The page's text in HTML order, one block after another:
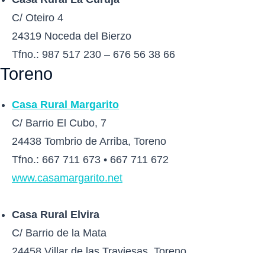
C/ Oteiro 4
24319 Noceda del Bierzo
Tfno.: 987 517 230 – 676 56 38 66
Toreno
Casa Rural Margarito
C/ Barrio El Cubo, 7
24438 Tombrio de Arriba, Toreno
Tfno.: 667 711 673 • 667 711 672
www.casamargarito.net
Casa Rural Elvira
C/ Barrio de la Mata